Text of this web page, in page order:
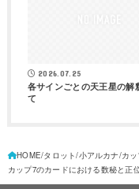
2026.07.25
各サインごとの天王星の解
て
HOME タロット 小アルカナ カ
カップ7のカードにおける数秘と正